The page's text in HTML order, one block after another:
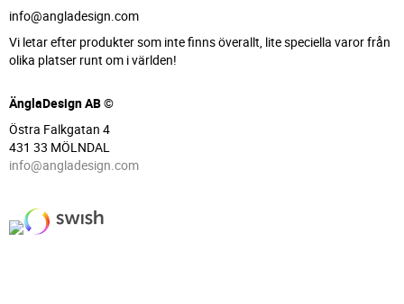
info@angladesign.com
Vi letar efter produkter som inte finns överallt, lite speciella varor från
olika platser runt om i världen!
ÄnglaDesign AB ©
Östra Falkgatan 4
431 33 MÖLNDAL
info@angladesign.com